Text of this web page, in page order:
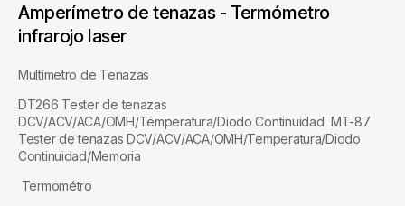
Amperímetro de tenazas - Termómetro
infrarojo laser
Multímetro de Tenazas
DT266 Tester de tenazas
DCV/ACV/ACA/OMH/Temperatura/Diodo Continuidad MT-87
Tester de tenazas DCV/ACV/ACA/OMH/Temperatura/Diodo
Continuidad/Memoria
Termométro